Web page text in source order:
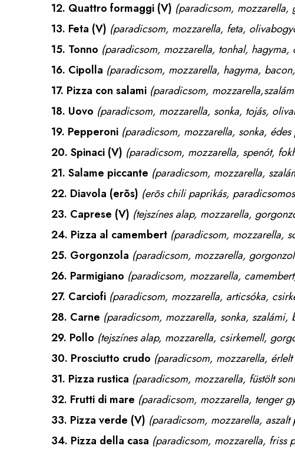
12. Quattro formaggi (V) (paradicsom, mozzarella,
13. Feta (V) (paradicsom, mozzarella, feta,
15. Tonno (paradicsom, mozzarella, tonhal,
16. Cipolla (paradicsom, mozzarella, hagyma,
17. Pizza con salami (paradicsom,
18. Uovo (paradicsom, mozzarella, sonka, tojás,
19. Pepperoni (paradicsom, mozzarella, sonka,
20. Spinaci (V) (paradicsom, mozzarella, spenót,
21. Salame piccante (paradicsom, mozzarella,
22. Diavola (erõs) (erõs chili paprikás,
23. Caprese (V) (tejszínes alap, mozzarella,
24. Pizza al camembert (paradicsom, mozzarella,
25. Gorgonzola (paradicsom, mozzarella,
26. Parmigiano (paradicsom, mozzarella,
27. Carciofi (paradicsom, mozzarella, articsóka,
28. Carne (paradicsom, mozzarella, sonka, szalámi,
29. Pollo (tejszínes alap, mozzarella, csirkemell,
30. Prosciutto crudo (paradicsom, mozzarella,
31. Pizza rustica (paradicsom, mozzarella, füstölt
32. Frutti di mare (paradicsom, mozzarella, tenger
33. Pizza verde (V) (paradicsom, mozzarella,
34. Pizza della casa (paradicsom, mozzarella, friss